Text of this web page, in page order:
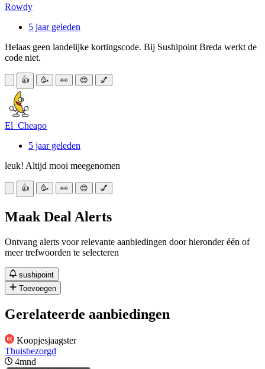
Rowdy
5 jaar geleden
Helaas geen landelijke kortingscode. Bij Sushipoint Breda werkt de
code niet.
👍 🥳 👀 😍 💅
El_Cheapo
5 jaar geleden
leuk! Altijd mooi meegenomen
👍 🥳 👀 😍 💅
Maak Deal Alerts
Ontvang alerts voor relevante aanbiedingen door hieronder één of
meer trefwoorden te selecteren
sushipoint
Toevoegen
Gerelateerde aanbiedingen
Koopjesjaagster
Thuisbezorgd
4mnd